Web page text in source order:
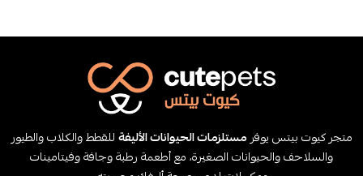
متجر كيوت بيتس يوفر مستلزمات الحيوانات الأليفةللقطط والكلاب والطيور
والسلاحف والحيوانات الصغيرة، مع أطعمة رطبة وجافة وفيتامينات